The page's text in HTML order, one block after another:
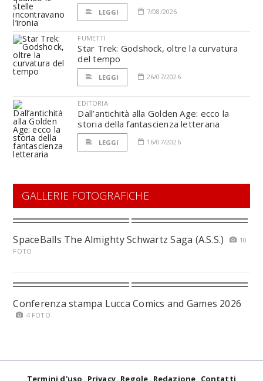
LEGGI 7/08/2026
FUMETTI
Star Trek: Godshock, oltre la curvatura
del tempo
LEGGI 26/07/2026
EDITORIA
Dall’antichità alla Golden Age: ecco la
storia della fantascienza letteraria
LEGGI 16/07/2026
GALLERIE FOTOGRAFICHE
SpaceBalls The Almighty Schwartz Saga (A.S.S.)
10
FOTO
Conferenza stampa Lucca Comics and Games 2026
4 FOTO
Termini d'uso Privacy Regole Redazione Contatti